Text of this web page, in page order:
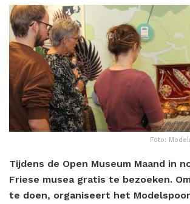
Foto:
Tijdens de Open Museum Maand in
Friese musea gratis te bezoeken.
te doen, organiseert het